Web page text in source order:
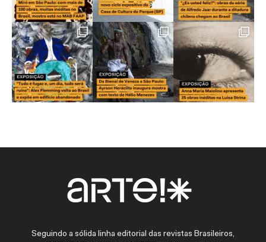
Seguindo a sólida linha editorial das revistas Brasileiros,